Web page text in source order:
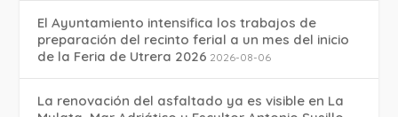
El Ayuntamiento intensifica los trabajos de
preparación del recinto ferial a un mes del inicio
de la Feria de Utrera 2026 2026-08-06
La renovación del asfaltado ya es visible en La